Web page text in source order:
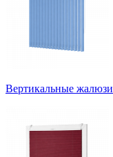
Вертикальные жалюзи